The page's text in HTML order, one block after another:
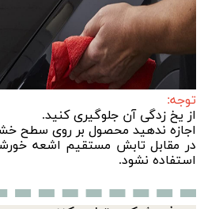
توجه:
از یخ زدگی آن جلوگیری کنید.
اجازه ندهید محصول بر روی سطح
در مقابل تابش مستقیم اشعه
استفاده نشود.